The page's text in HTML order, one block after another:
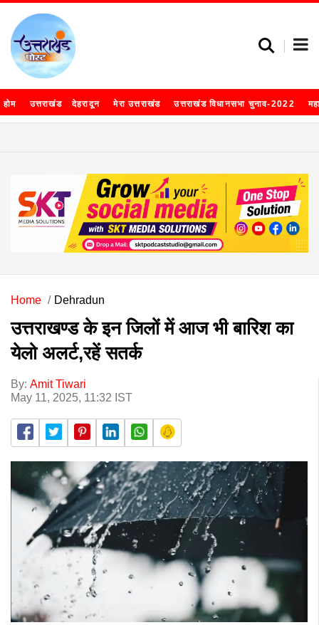
होम उत्तराखंड देहरादून मेरा उत्तराखंड उत्तराखंड विधानसभा चुनाव-2022
Home Dehradun
उत्तराखण्ड के इन जिलों में आज भी बारिश का
येलो अलर्ट,रहें सतर्क
By: Amit Tiwari
May 11, 2025, 11:32 IST